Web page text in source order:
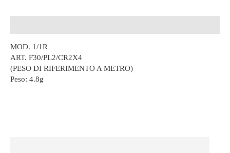
MOD. 1/1R
ART. F30/PL2/CR2X4
(PESO DI RIFERIMENTO A METRO)
Peso: 4.8g